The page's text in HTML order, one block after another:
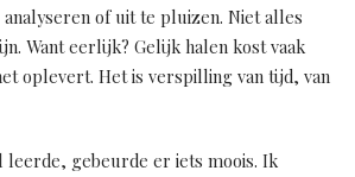
of uit te pluizen. Niet alles
Want eerlijk? Gelijk halen kost vaak
oplevert. Het is verspilling van tijd, van
leerde, gebeurde er iets moois. Ik